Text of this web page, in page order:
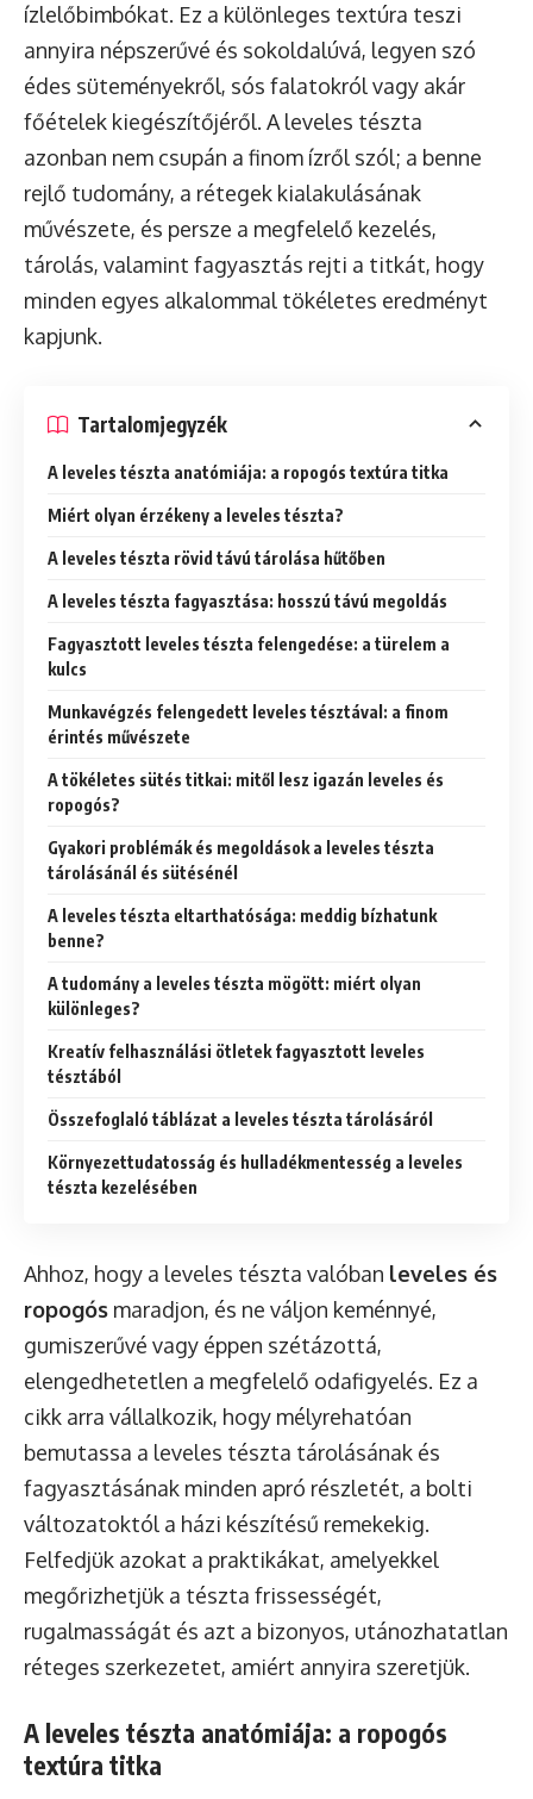
ízlelőbimbókat. Ez a különleges textúra teszi
annyira népszerűvé és sokoldalúvá, legyen szó
édes süteményekről, sós falatokról vagy akár
főételek kiegészítőjéről. A leveles tészta
azonban nem csupán a finom ízről szól; a benne
rejlő tudomány, a rétegek kialakulásának
művészete, és persze a megfelelő kezelés,
tárolás, valamint fagyasztás rejti a titkát, hogy
minden egyes alkalommal tökéletes eredményt
kapjunk.
Tartalomjegyzék
A leveles tészta anatómiája: a ropogós textúra titka
Miért olyan érzékeny a leveles tészta?
A leveles tészta rövid távú tárolása hűtőben
A leveles tészta fagyasztása: hosszú távú megoldás
Fagyasztott leveles tészta felengedése: a türelem a
kulcs
Munkavégzés felengedett leveles tésztával: a finom
érintés művészete
A tökéletes sütés titkai: mitől lesz igazán leveles és
ropogós?
Gyakori problémák és megoldások a leveles tészta
tárolásánál és sütésénél
A leveles tészta eltarthatósága: meddig bízhatunk
benne?
A tudomány a leveles tészta mögött: miért olyan
különleges?
Kreatív felhasználási ötletek fagyasztott leveles
tésztából
Összefoglaló táblázat a leveles tészta tárolásáról
Környezettudatosság és hulladékmentesség a leveles
tészta kezelésében
Ahhoz, hogy a leveles tészta valóban leveles és
ropogós maradjon, és ne váljon keménnyé,
gumiszerűvé vagy éppen szétázottá,
elengedhetetlen a megfelelő odafigyelés. Ez a
cikk arra vállalkozik, hogy mélyrehatóan
bemutassa a leveles tészta tárolásának és
fagyasztásának minden apró részletét, a bolti
változatoktól a házi készítésű remekekig.
Felfedjük azokat a praktikákat, amelyekkel
megőrizhetjük a tészta frissességét,
rugalmasságát és azt a bizonyos, utánozhatatlan
réteges szerkezetet, amiért annyira szeretjük.
A leveles tészta anatómiája: a ropogós
textúra titka